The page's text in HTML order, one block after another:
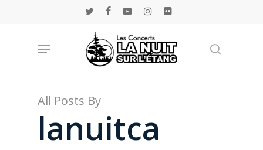
twitter facebookyoutubeinstagram
flickr
Rechercher
Menu
All Posts By
lanuitca